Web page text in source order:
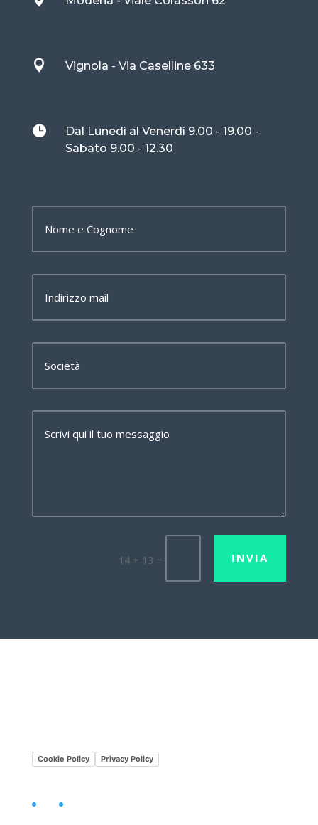
 Vignola - Via Caselline 633

Dal Lunedì al Venerdì 9.00 - 19.00 -
Sabato 9.00 - 12.30
14 + 13 = INVIA
Cookie Policy Privacy Policy
Facebook